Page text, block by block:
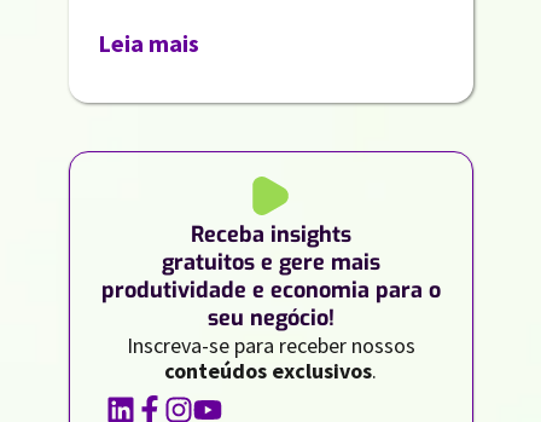
Leia mais
Receba insights
gratuitos e gere mais
produtividade e economia para o
seu negócio!
Inscreva-se para receber nossos
conteúdos exclusivos.